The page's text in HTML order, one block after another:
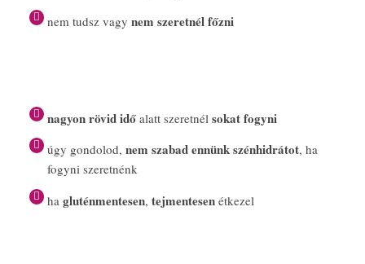
nem tudsz vagy nem szeretnél főzni
nagyon rövid időalatt szeretnél sokat fogyni
úgy gondolod, nem szabad ennünk szénhidrátot, ha
fogyni szeretnénk
ha gluténmentesen, tejmentesenétkezel